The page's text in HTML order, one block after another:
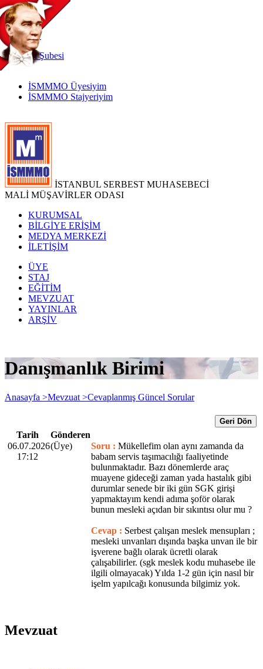
TR
|
EN
İnternetŞubesi
İSMMMO Üyesiyim
İSMMMO Stajyeriyim
İSTANBUL SERBEST MUHASEBECİ
MALİ MÜŞAVİRLER ODASI
KURUMSAL
BİLGİYE ERİŞİM
MEDYA MERKEZİ
İLETİŞİM
ÜYE
STAJ
EĞİTİM
MEVZUAT
YAYINLAR
ARŞİV
Danışmanlık Birimi
Anasayfa >Mevzuat >Cevaplanmış Güncel Sorular
Geri Dön
Tarih
Gönderen
06.07.2026
17:12
(Üye) Soru : Mükellefim olan aynı zamanda da
babam servis taşımacılığı faaliyetinde
bulunmaktadır. Bazı dönemlerde araç
muayene gideceği zaman yada hastalık gibi
durumlar senede bir iki gün SGK girişi
yapmaktayım kendi adıma şoför olarak
bunun mesleki açıdan bir sıkıntısı olur mu ?
Cevap : Serbest çalışan meslek mensupları ;
mesleki unvanları dışında başka unvan ile bir
işverene bağlı olarak ücretli olarak
çalışabilirler. (sgk meslek kodu muhasebe ile
ilgili olmayacak) Yılda 1-2 gün için nasıl bir
işelm yapılcağı konusunda bilgimiz yok.
Mevzuat